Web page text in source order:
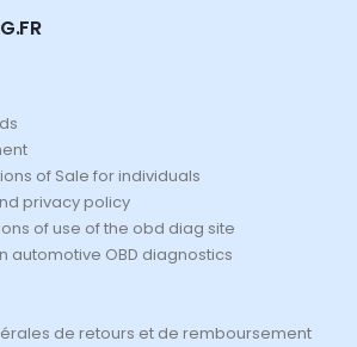
of Sale for individuals
privacy policy
of use of the obd diag site
automotive OBD diagnostics
de retours et de remboursement